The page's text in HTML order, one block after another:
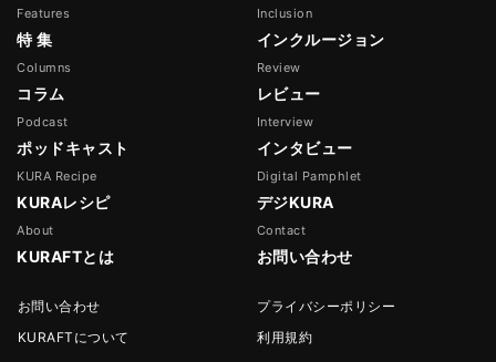
Features
特 集
Inclusion
インクルージョン
Columns
コラム
Review
レビュー
Podcast
ポッドキャスト
Interview
インタビュー
KURA Recipe
KURAレシピ
Digital Pamphlet
デジKURA
About
KURAFTとは
Contact
お問い合わせ
お問い合わせ
プライバシーポリシー
KURAFTについて
利用規約